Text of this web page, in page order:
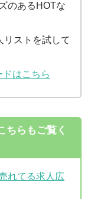
のあるHOTな
リストを試して
はこちら
ちらもご覧く
れてる求人広